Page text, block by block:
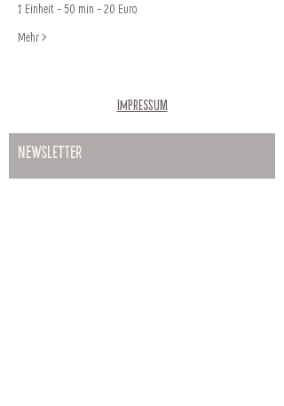
1 Einheit - 50 min - 20 Euro
Mehr >
Impressum
Newsletter